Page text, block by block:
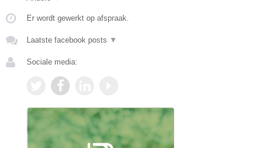
Er wordt gewerkt op afspraak.
Laatste facebook posts ▼
Sociale media: